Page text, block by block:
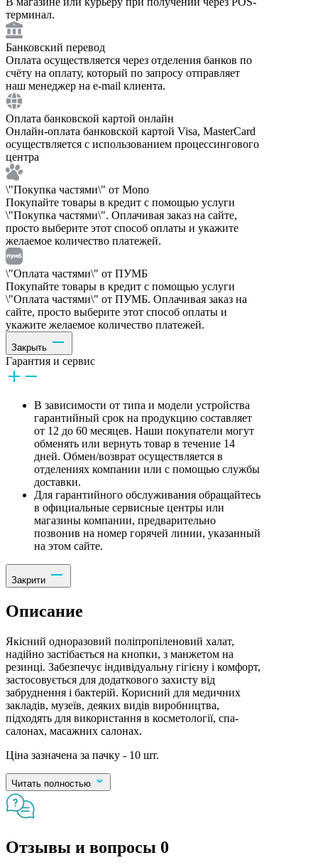
терминал.
Банковский перевод
Оплата осуществляется через отделения банков по
счёту на оплату, который по запросу отправляет
наш менеджер на e-mail клиента.
Оплата банковской картой онлайн
Онлайн-оплата банковской картой Visa, MasterCard
осуществляется с использованием процессингового
центра
\"Покупка частями\" от Mono
Покупайте товары в кредит с помощью услуги
\"Покупка частями\". Оплачивая заказ на сайте,
просто выберите этот способ оплаты и укажите
желаемое количество платежей.
\"Оплата частями\" от ПУМБ
Покупайте товары в кредит с помощью услуги
\"Оплата частями\" от ПУМБ. Оплачивая заказ на
сайте, просто выберите этот способ оплаты и
укажите желаемое количество платежей.
Закрыть
Гарантия и сервис
В зависимости от типа и модели устройства
гарантийный срок на продукцию составляет
от 12 до 60 месяцев. Наши покупатели могут
обменять или вернуть товар в течение 14
дней. Обмен/возврат осуществляется в
отделениях компании или с помощью службы
доставки.
Для гарантийного обслуживания обращайтесь
в официальные сервисные центры или
магазины компании, предварительно
позвонив на номер горячей линии, указанный
на этом сайте.
Закрити
Описание
Якісний одноразовий поліпропіленовий халат,
надійно застібається на кнопки, з манжетом на
резинці. Забезпечує індивідуальну гігієну і комфорт,
застосовується для додаткового захисту від
забруднення і бактерій. Корисний для медичних
закладів, музеїв, деяких видів виробництва,
підходять для використання в косметології, спа-
салонах, масажних салонах.
Ціна зазначена за пачку - 10 шт.
Читать полностью
Отзывы и вопросы 0